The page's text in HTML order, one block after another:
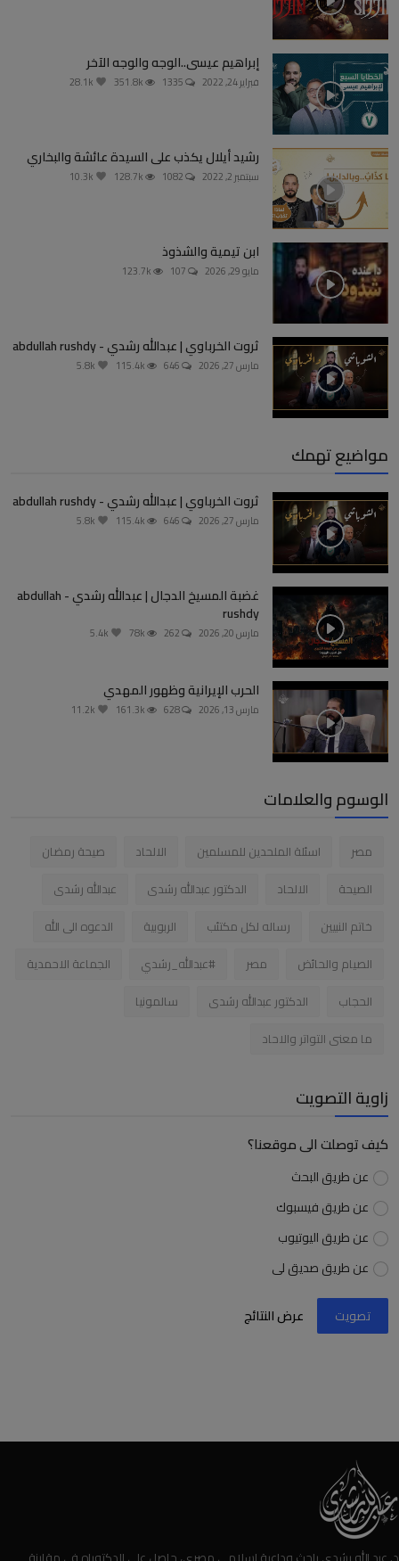
إبراهيم عيسى..الوجه والوجه الآخر
فبراير 24, 2022
رشيد أيلال يكذب على السيدة عائشة والبخاري
سبتمبر 2, 2022
ابن تيمية والشذوذ
مايو 29, 2026
ثروت الخرباوي | عبدالله رشدي - abdullah rushdy
مارس 27, 2026
مواضيع تهمك
ثروت الخرباوي | عبدالله رشدي - abdullah rushdy
مارس 27, 2026
غضبة المسيخ الدجال | عبدالله رشدي - abdullah
rushdy
مارس 20, 2026
الحرب الإيرانية وظهور المهدي
مارس 13, 2026
الوسوم والعلامات
مصر اسئلة الملحدين للمسلمين الالحاد
صيحة رمضان
الصيحة
الالحاد الدكتور عبدالله رشدى
عبدالله رشدى
خاتم النبيين
رساله لكل مكتئب الربوبية
الدعوه الى الله
الصيام والحائض
مصر #عبدالله_رشدي
الجماعة الاحمدية
الحجاب
الدكتور عبدالله رشدى
سالمونيا
ما معنى التواتر والاحاد
زاوية التصويت
كيف توصلت الى موقعنا؟
عن طريق البحث
عن طريق فيسبوك
عن طريق اليوتيوب
عن طريق صديق لى
تصويت عرض النتائج